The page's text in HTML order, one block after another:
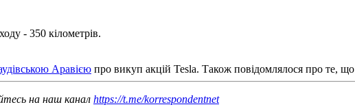
- 350 кілометрів.
Аравією про викуп акцій Tesla. Також повідомлялося про те, що
на наш канал https://t.me/korrespondentnet